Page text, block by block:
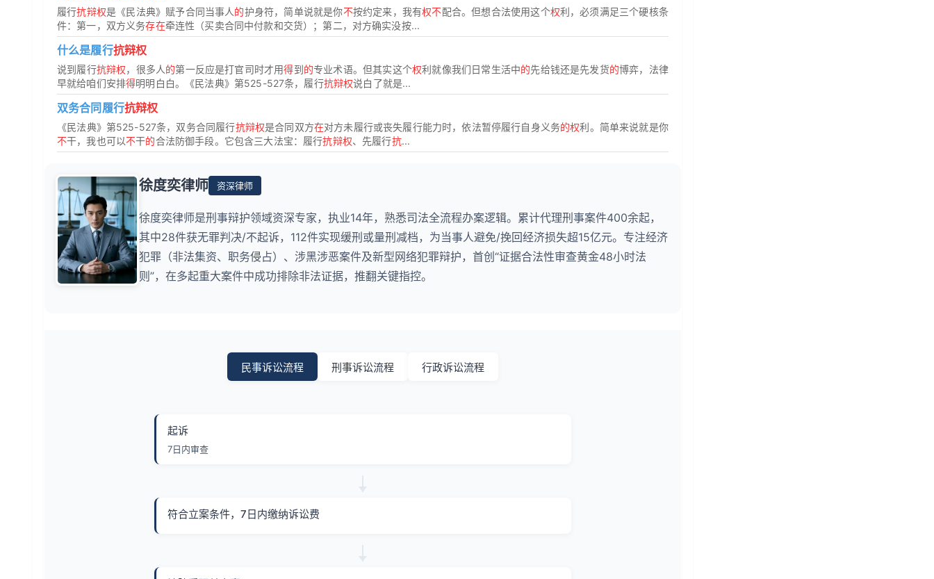
履行抗辩权是《民法典》赋予合同当事人的护身符，简单说就是你不按约定来，我有权不配合。但想合法使用这个权利，必须满足三个硬核条
件：第一，双方义务存在牵连性（买卖合同中付款和交货）；第二，对方确实没按...
什么是履行抗辩权
说到履行抗辩权，很多人的第一反应是打官司时才用得到的专业术语。但其实这个权利就像我们日常生活中的先给钱还是先发货的博弈，法律
早就给咱们安排得明明白白。《民法典》第525-527条，履行抗辩权说白了就是...
双务合同履行抗辩权
《民法典》第525-527条，双务合同履行抗辩权是合同双方在对方未履行或丧失履行能力时，依法暂停履行自身义务的权利。简单来说就是你
不干，我也可以不干的合法防御手段。它包含三大法宝：履行抗辩权、先履行抗...
徐度奕律师 资深律师
徐度奕律师是刑事辩护领域资深专家，执业14年，熟悉司法全流程办案逻辑。累计代理刑事案件400余起，
其中28件获无罪判决/不起诉，112件实现缓刑或量刑减档，为当事人避免/挽回经济损失超15亿元。专注经济
犯罪（非法集资、职务侵占）、涉黑涉恶案件及新型网络犯罪辩护，首创“证据合法性审查黄金48小时法
则”，在多起重大案件中成功排除非法证据，推翻关键指控。
民事诉讼流程 刑事诉讼流程 行政诉讼流程
起诉
7日内审查
符合立案条件，7日内缴纳诉讼费